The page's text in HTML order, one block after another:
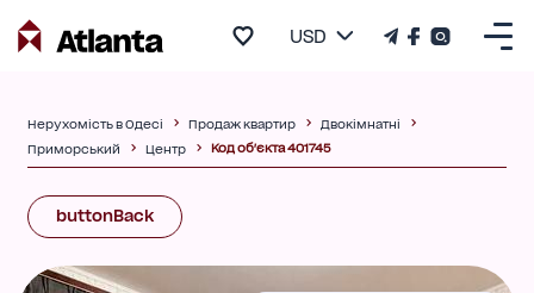
USD
Нерухомість в Одесі Продаж квартир
Двокімнатні
Приморський
Центр Код об'єкта 401745
buttonBack